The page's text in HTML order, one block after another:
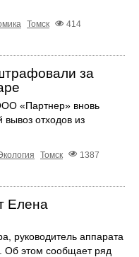
Томск
414
за
«Партнер» вновь
отходов из
Томск
1387
Елена
руководитель аппарата
Об этом сообщает ряд